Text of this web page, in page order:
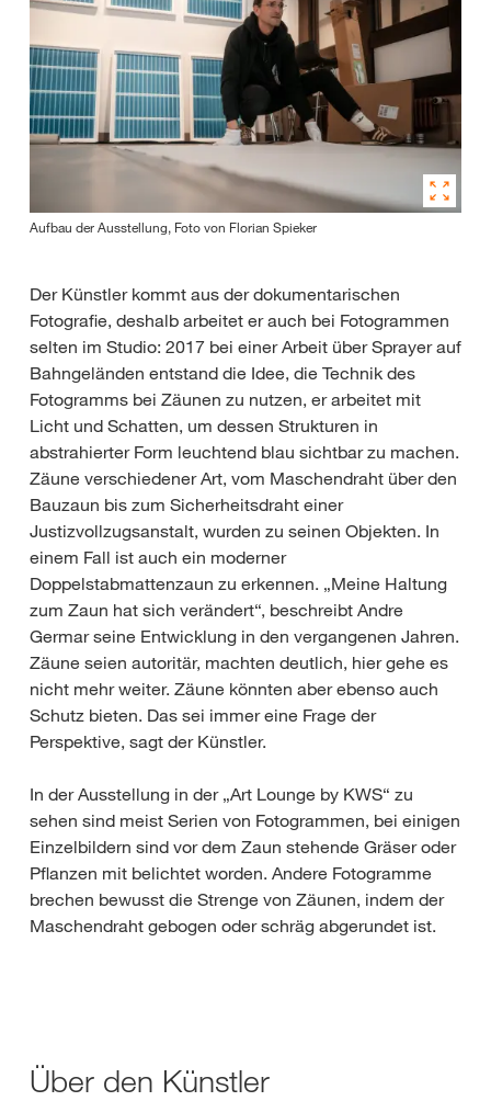
Aufbau der Ausstellung, Foto von Florian Spieker
Der Künstler kommt aus der dokumentarischen
Fotografie, deshalb arbeitet er auch bei Fotogrammen
selten im Studio: 2017 bei einer Arbeit über Sprayer auf
Bahngeländen entstand die Idee, die Technik des
Fotogramms bei Zäunen zu nutzen, er arbeitet mit
Licht und Schatten, um dessen Strukturen in
abstrahierter Form leuchtend blau sichtbar zu machen.
Zäune verschiedener Art, vom Maschendraht über den
Bauzaun bis zum Sicherheitsdraht einer
Justizvollzugsanstalt, wurden zu seinen Objekten. In
einem Fall ist auch ein moderner
Doppelstabmattenzaun zu erkennen. „Meine Haltung
zum Zaun hat sich verändert“, beschreibt Andre
Germar seine Entwicklung in den vergangenen Jahren.
Zäune seien autoritär, machten deutlich, hier gehe es
nicht mehr weiter. Zäune könnten aber ebenso auch
Schutz bieten. Das sei immer eine Frage der
Perspektive, sagt der Künstler.
In der Ausstellung in der „Art Lounge by KWS“ zu
sehen sind meist Serien von Fotogrammen, bei einigen
Einzelbildern sind vor dem Zaun stehende Gräser oder
Pflanzen mit belichtet worden. Andere Fotogramme
brechen bewusst die Strenge von Zäunen, indem der
Maschendraht gebogen oder schräg abgerundet ist.
Über den Künstler